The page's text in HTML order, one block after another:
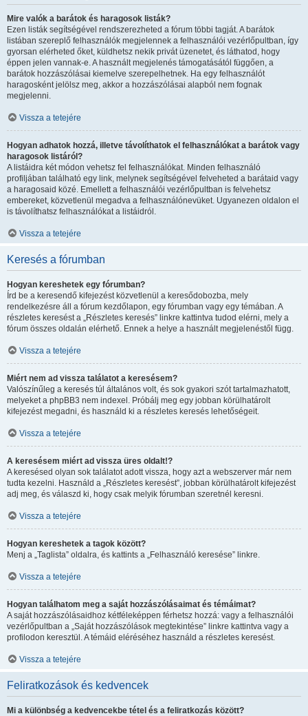
Mire valók a barátok és haragosok listák?
Ezen listák segítségével rendszerezheted a fórum többi tagját. A barátok
listában szereplő felhasználók megjelennek a felhasználói vezérlőpultban, így
gyorsan elérheted őket, küldhetsz nekik privát üzenetet, és láthatod, hogy
éppen jelen vannak-e. A használt megjelenés támogatásától függően, a
barátok hozzászólásai kiemelve szerepelhetnek. Ha egy felhasználót
haragosként jelölsz meg, akkor a hozzászólásai alapból nem fognak
megjelenni.
Vissza a tetejére
Hogyan adhatok hozzá, illetve távolíthatok el felhasználókat a barátok vagy
haragosok listáról?
A listáidra két módon vehetsz fel felhasználókat. Minden felhasználó
profiljában található egy link, melynek segítségével felveheted a barátaid vagy
a haragosaid közé. Emellett a felhasználói vezérlőpultban is felvehetsz
embereket, közvetlenül megadva a felhasználónevüket. Ugyanezen oldalon el
is távolíthatsz felhasználókat a listáidról.
Vissza a tetejére
Keresés a fórumban
Hogyan kereshetek egy fórumban?
Írd be a keresendő kifejezést közvetlenül a keresődobozba, mely
rendelkezésre áll a fórum kezdőlapon, egy fórumban vagy egy témában. A
részletes keresést a „Részletes keresés” linkre kattintva tudod elérni, mely a
fórum összes oldalán elérhető. Ennek a helye a használt megjelenéstől függ.
Vissza a tetejére
Miért nem ad vissza találatot a keresésem?
Valószínűleg a keresés túl általános volt, és sok gyakori szót tartalmazhatott,
melyeket a phpBB3 nem indexel. Próbálj meg egy jobban körülhatárolt
kifejezést megadni, és használd ki a részletes keresés lehetőségeit.
Vissza a tetejére
A keresésem miért ad vissza üres oldalt!?
A keresésed olyan sok találatot adott vissza, hogy azt a webszerver már nem
tudta kezelni. Használd a „Részletes keresést”, jobban körülhatárolt kifejezést
adj meg, és válaszd ki, hogy csak melyik fórumban szeretnél keresni.
Vissza a tetejére
Hogyan kereshetek a tagok között?
Menj a „Taglista” oldalra, és kattints a „Felhasználó keresése” linkre.
Vissza a tetejére
Hogyan találhatom meg a saját hozzászólásaimat és témáimat?
A saját hozzászólásaidhoz kétféleképpen férhetsz hozzá: vagy a felhasználói
vezérlőpultban a „Saját hozzászólások megtekintése” linkre kattintva vagy a
profilodon keresztül. A témáid eléréséhez használd a részletes keresést.
Vissza a tetejére
Feliratkozások és kedvencek
Mi a különbség a kedvencekbe tétel és a feliratkozás között?